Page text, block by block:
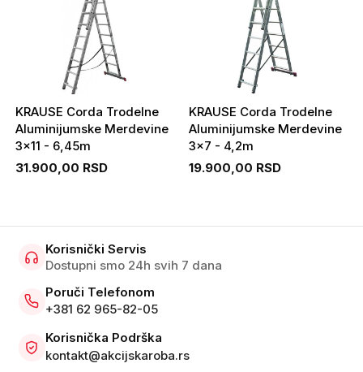
KRAUSE Corda Trodelne
Aluminijumske Merdevine
3x11 - 6,45m
31.900,00 RSD
KRAUSE Corda Trodelne
Aluminijumske Merdevine
3x7 - 4,2m
19.900,00 RSD
Korisnički Servis
Dostupni smo 24h svih 7 dana
Poruči Telefonom
+381 62 965-82-05
Korisnička Podrška
kontakt@akcijskaroba.rs